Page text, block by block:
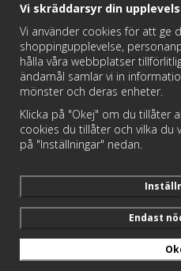
Här hittar du det bästa
Butik i
Vi hjälper dig
https://
Vi skräddarsyr din
Vi använder cookies för att ge
shoppingupplevelse,
hålla våra webbplatser
ändamål samlar vi in
mönster och deras enheter.
Klicka på "Okej" om du tillåter
cookies du tillåter och vilka du
på "Inställningar" nedan.
Endast